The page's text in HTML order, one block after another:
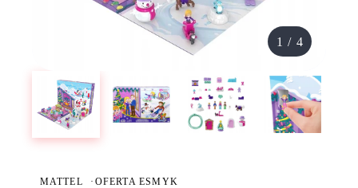
1 / 4
MATTEL · OFERTA ESMYK